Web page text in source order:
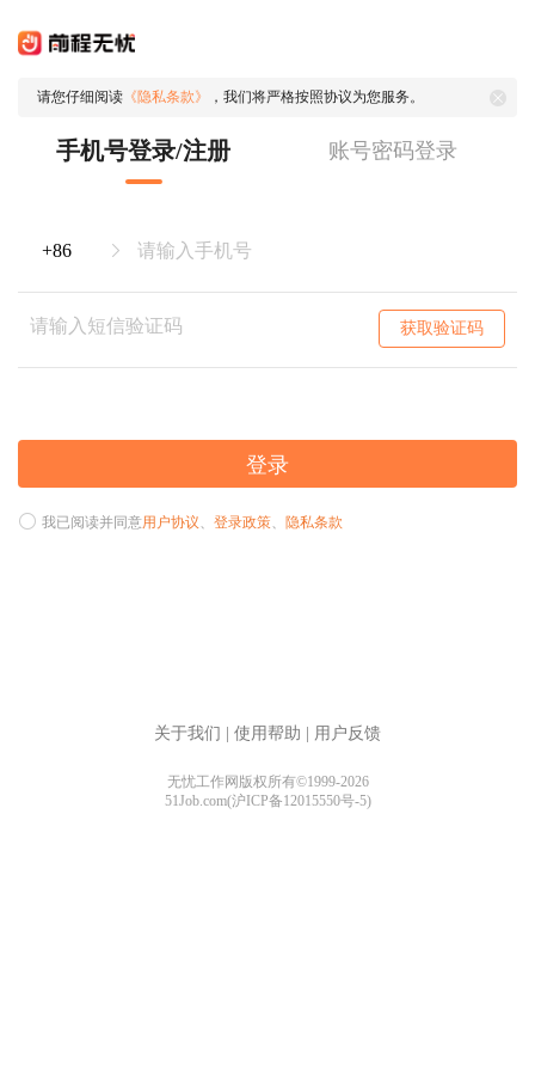
请您仔细阅读 《隐私条款》 ，我们将严格按照协议为您服务。
手机号登录/注册 账号密码登录
获取验证码
登录
我已阅读并同意用户协议、 登录政策、 隐私条款
关于我们 使用帮助 用户反馈
无忧工作网版权所有©1999-2026
51Job.com(沪ICP备12015550号-5)